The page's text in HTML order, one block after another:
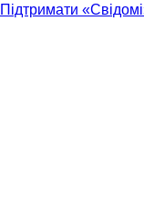
Підтримати